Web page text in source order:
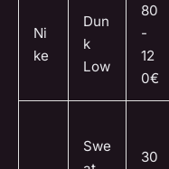
Ni
ke
Dun
k
Low
80
-
12
0€
Swe
30